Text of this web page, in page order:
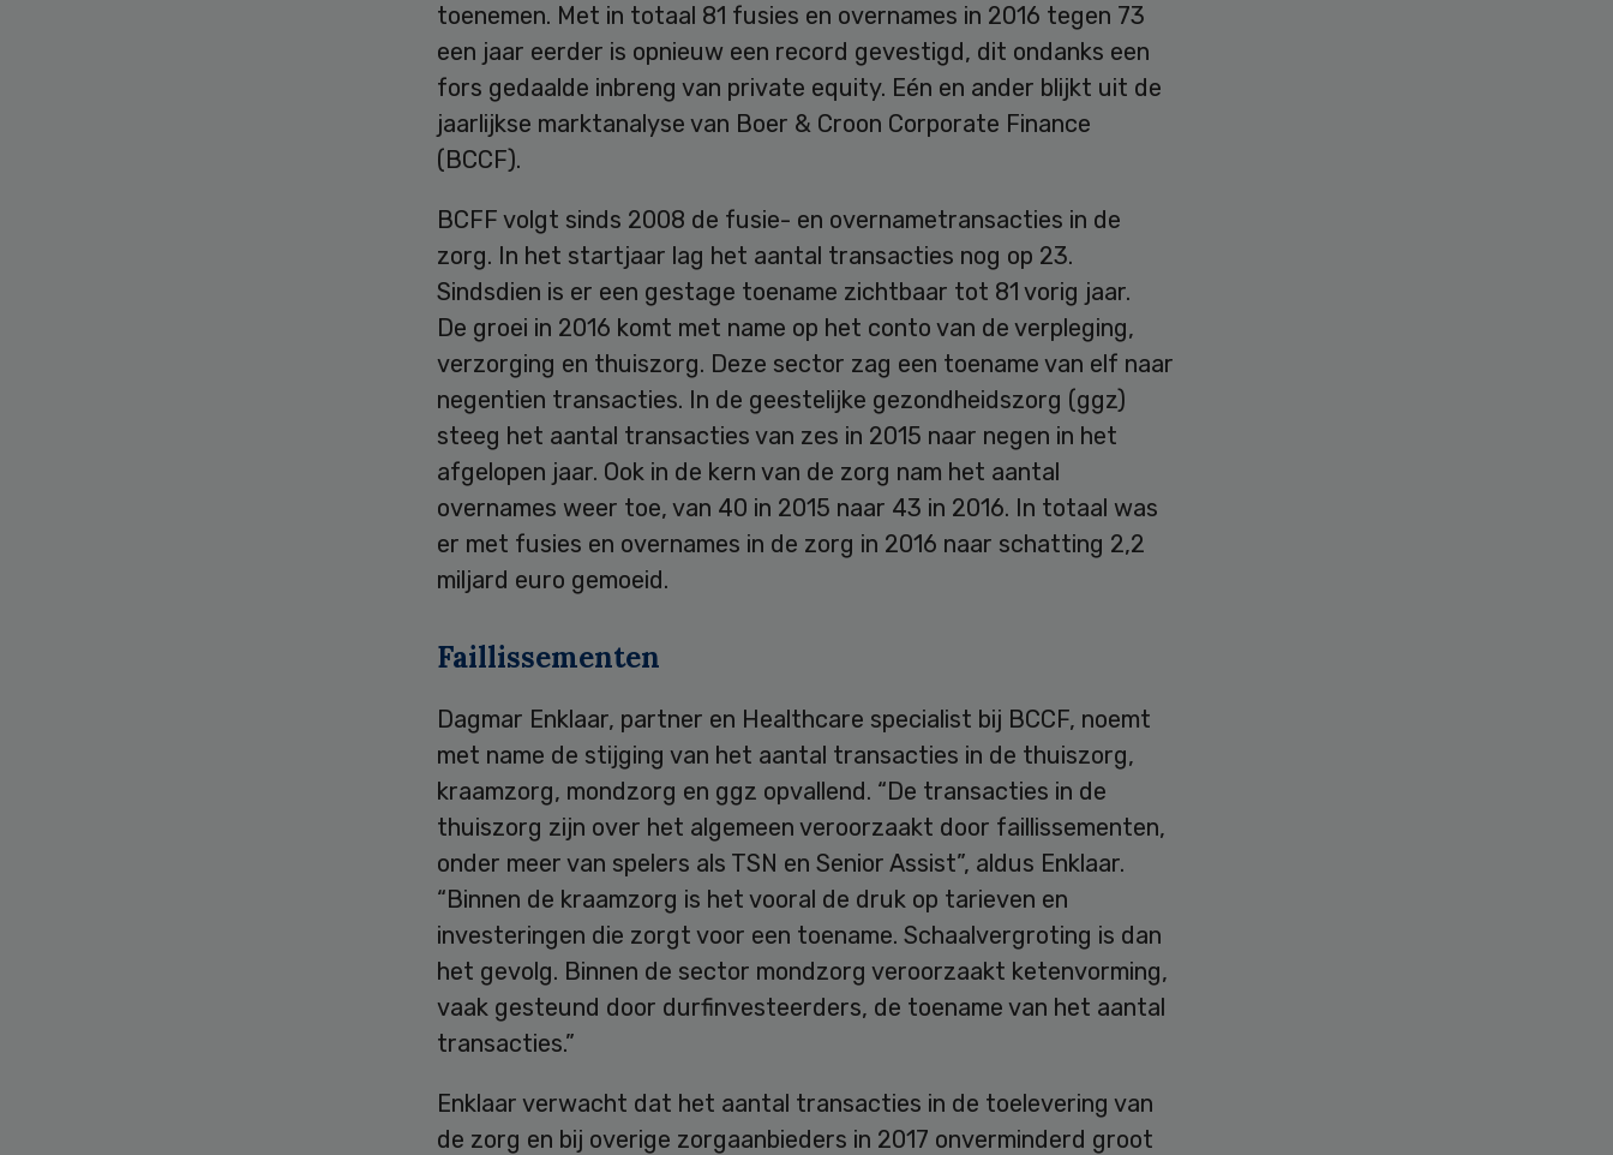
toenemen. Met in totaal 81 fusies en overnames in 2016 tegen 73
een jaar eerder is opnieuw een record gevestigd, dit ondanks een
fors gedaalde inbreng van private equity. Eén en ander blijkt uit de
jaarlijkse marktanalyse van Boer & Croon Corporate Finance
(BCCF).
BCFF volgt sinds 2008 de fusie- en overnametransacties in de
zorg. In het startjaar lag het aantal transacties nog op 23.
Sindsdien is er een gestage toename zichtbaar tot 81 vorig jaar.
De groei in 2016 komt met name op het conto van de verpleging,
verzorging en thuiszorg. Deze sector zag een toename van elf naar
negentien transacties. In de geestelijke gezondheidszorg (ggz)
steeg het aantal transacties van zes in 2015 naar negen in het
afgelopen jaar. Ook in de kern van de zorg nam het aantal
overnames weer toe, van 40 in 2015 naar 43 in 2016. In totaal was
er met fusies en overnames in de zorg in 2016 naar schatting 2,2
miljard euro gemoeid.
Faillissementen
Dagmar Enklaar, partner en Healthcare specialist bij BCCF, noemt
met name de stijging van het aantal transacties in de thuiszorg,
kraamzorg, mondzorg en ggz opvallend. “De transacties in de
thuiszorg zijn over het algemeen veroorzaakt door faillissementen,
onder meer van spelers als TSN en Senior Assist”, aldus Enklaar.
“Binnen de kraamzorg is het vooral de druk op tarieven en
investeringen die zorgt voor een toename. Schaalvergroting is dan
het gevolg. Binnen de sector mondzorg veroorzaakt ketenvorming,
vaak gesteund door durfinvesteerders, de toename van het aantal
transacties.”
Enklaar verwacht dat het aantal transacties in de toelevering van
de zorg en bij overige zorgaanbieders in 2017 onverminderd groot